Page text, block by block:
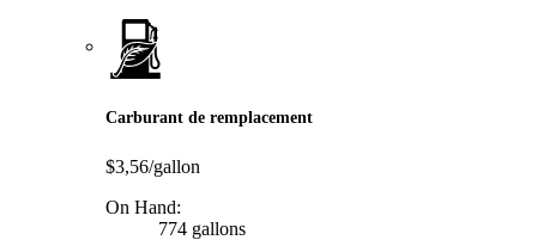
Carburant de remplacement
$3,56/gallon
On Hand:
774 gallons